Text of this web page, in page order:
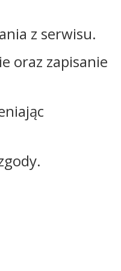
NIP: 8883127676
REGON: 365968664
z serwisu.
oraz zapisanie